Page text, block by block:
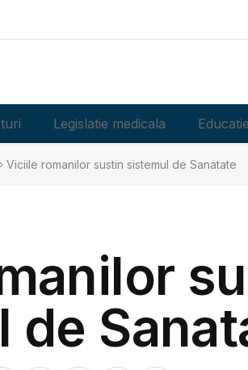
Legislatie medicala
Viciile romanilor sustin sistemul de Sanatate
de